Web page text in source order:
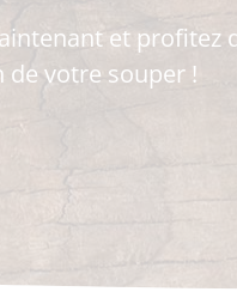
et profitez
de votre souper !